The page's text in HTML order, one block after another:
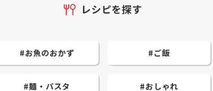
レシピを探す
#お魚のおかず #ご飯
#麺・パスタ #おしゃれ